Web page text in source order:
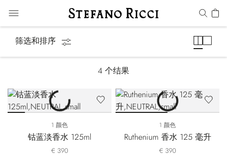
筛选和排序
4 个结果
1 颜色
钴蓝淡香水 125ml
€ 390
1 颜色
Ruthenium 香水 125 毫升
€ 390